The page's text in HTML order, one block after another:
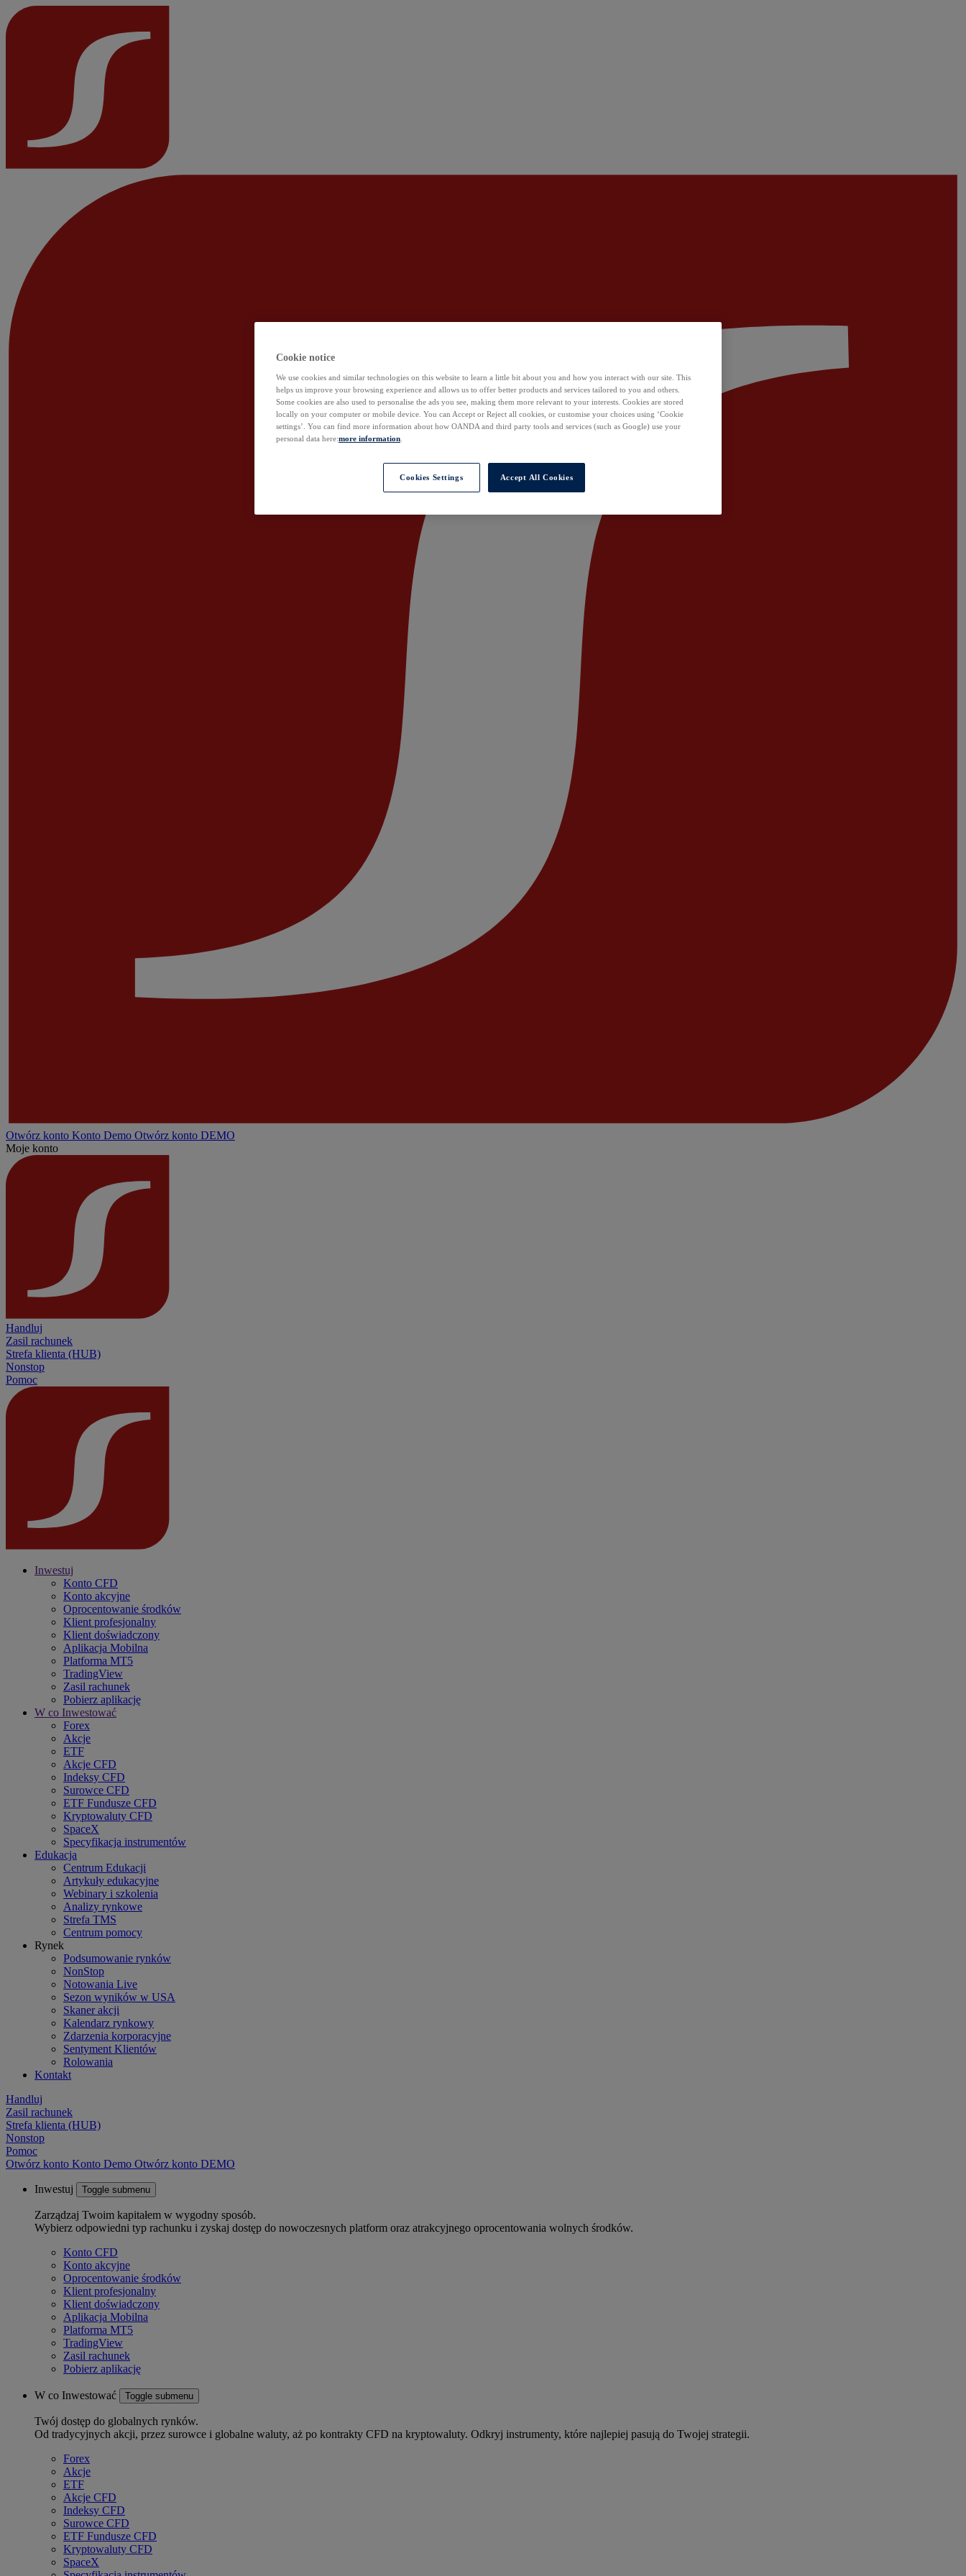
Otwórz konto Konto Demo Otwórz konto DEMO
Moje konto
Handluj
Zasil rachunek
Strefa klienta (HUB)
Nonstop
Pomoc
Inwestuj
Konto CFD
Konto akcyjne
Oprocentowanie środków
Klient profesjonalny
Klient doświadczony
Aplikacja Mobilna
Platforma MT5
TradingView
Zasil rachunek
Pobierz aplikację
W co Inwestować
Forex
Akcje
ETF
Akcje CFD
Indeksy CFD
Surowce CFD
ETF Fundusze CFD
Kryptowaluty CFD
SpaceX
Specyfikacja instrumentów
Edukacja
Centrum Edukacji
Artykuły edukacyjne
Webinary i szkolenia
Analizy rynkowe
Strefa TMS
Centrum pomocy
Rynek
Podsumowanie rynków
NonStop
Notowania Live
Sezon wyników w USA
Skaner akcji
Kalendarz rynkowy
Zdarzenia korporacyjne
Sentyment Klientów
Rolowania
Kontakt
Handluj
Zasil rachunek
Strefa klienta (HUB)
Nonstop
Pomoc
Otwórz konto Konto Demo Otwórz konto DEMO
Inwestuj Toggle submenu
Zarządzaj Twoim kapitałem w wygodny sposób.
Wybierz odpowiedni typ rachunku i zyskaj dostęp do nowoczesnych platform oraz atrakcyjnego oprocentowania wolnych środków.
Konto CFD
Konto akcyjne
Oprocentowanie środków
Klient profesjonalny
Klient doświadczony
Aplikacja Mobilna
Platforma MT5
TradingView
Zasil rachunek
Pobierz aplikację
W co Inwestować Toggle submenu
Twój dostęp do globalnych rynków.
Od tradycyjnych akcji, przez surowce i globalne waluty, aż po kontrakty CFD na kryptowaluty. Odkryj instrumenty, które najlepiej pasują do Twojej strategii.
Forex
Akcje
ETF
Akcje CFD
Indeksy CFD
Surowce CFD
ETF Fundusze CFD
Kryptowaluty CFD
SpaceX
Cookie notice
We use cookies and similar technologies on this website to learn a little bit about you and how you interact with our site. This
helps us improve your browsing experience and allows us to offer better products and services tailored to you and others.
Some cookies are also used to personalise the ads you see, making them more relevant to your interests. Cookies are stored
locally on your computer or mobile device. You can Accept or Reject all cookies, or customise your choices using ‘Cookie
settings’. You can find more information about how OANDA and third party tools and services (such as Google) use your
personal data here:more information
Cookies Settings Accept All Cookies